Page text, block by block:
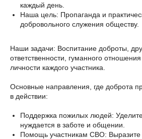
каждый день.
Наша цель: Пропаганда и
добровольного служения обществу.
Наши задачи: Воспитание доброты,
ответственности, гуманного
личности каждого участника.
Основные направления, где доброта
в действии:
Поддержка пожилых людей:
нуждается в заботе и общении.
Помощь участникам СВО: